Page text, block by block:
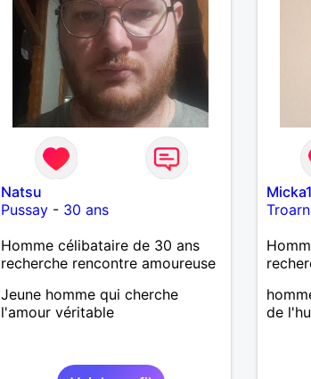
Natsu
Pussay- 30 ans
Homme célibataire de 30 ans
recherche rencontre amoureuse
Jeune homme qui cherche
l'amour véritable
Troarn
de